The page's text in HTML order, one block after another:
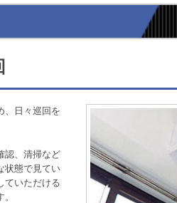
、日々巡回を
認、清掃など
状態で見てい
ていただける